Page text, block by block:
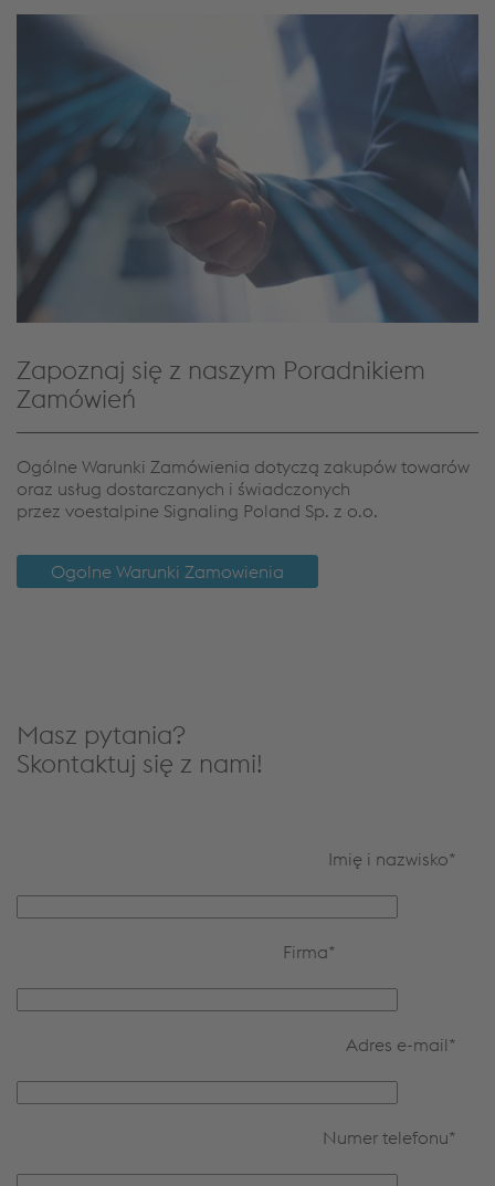
Zapoznaj się z naszym Poradnikiem
Zamówień
Ogólne Warunki Zamówienia dotyczą zakupów towarów
oraz usług dostarczanych i świadczonych
przez voestalpine Signaling Poland Sp. z o.o.
Ogolne Warunki Zamowienia
Masz pytania?
Skontaktuj się z nami!
Imię i nazwisko*
Firma*
Adres e-mail*
Numer telefonu*